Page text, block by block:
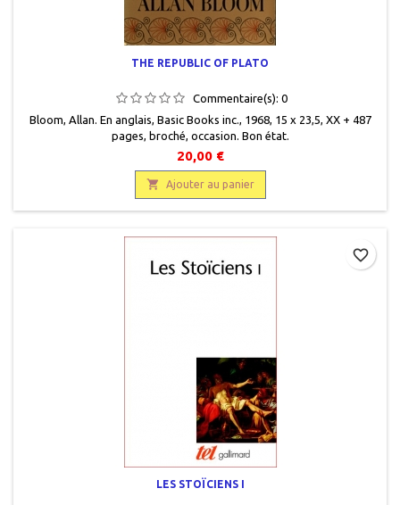
THE REPUBLIC OF PLATO
Commentaire(s): 0
Bloom, Allan. En anglais, Basic Books inc., 1968, 15 x 23,5, XX + 487
pages, broché, occasion. Bon état.
20,00 €
 Ajouter au panier
LES STOÏCIENS I
favorite_border